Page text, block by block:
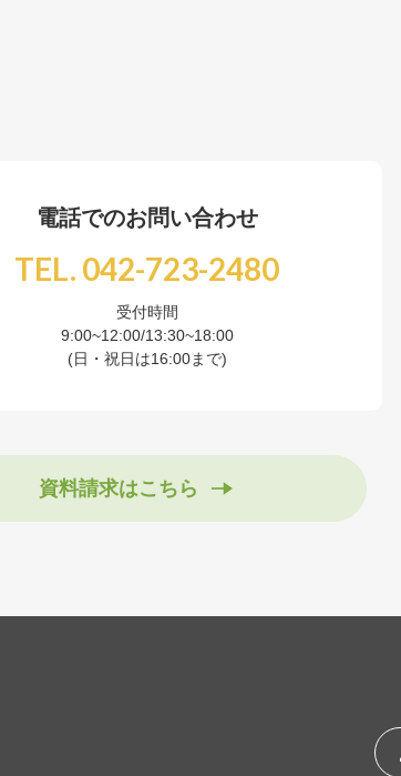
電話でのお問い合わせ
TEL. 042-723-2480
受付時間
9:00~12:00/13:30~18:00
(日・祝日は16:00まで)
資料請求はこちら